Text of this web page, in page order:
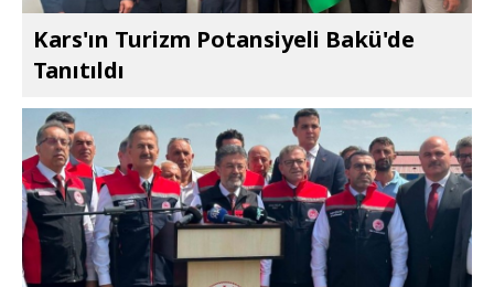
Kars'ın Turizm Potansiyeli Bakü'de
Tanıtıldı